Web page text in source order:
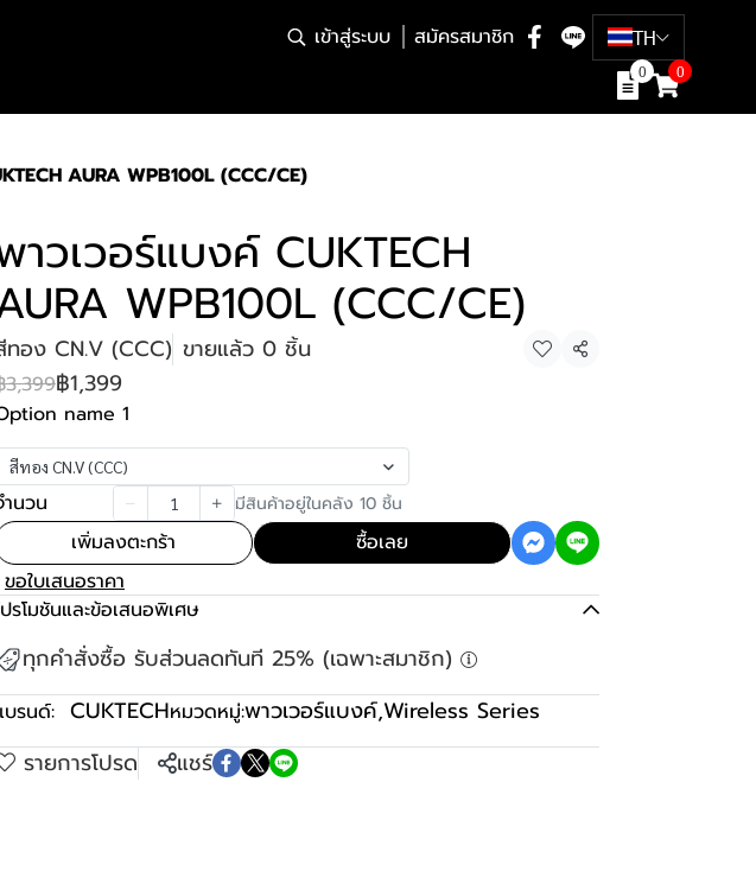
เข้าสู่ระบบ สมัครสมาชิก TH
0 0
AURA WPB100L (CCC/CE)
าวเวอร์แบงค์ CUKTECH
WPB100L (CCC/CE)
ทอง CN.V (CCC) ขายแล้ว 0 ชิ้น
แชร์
3,399฿1,399
name 1
สีทอง CN.V (CCC)
นวน มีสินค้าอยู่ในคลัง 10 ชิ้น
เพิ่มลงตะกร้า
ซื้อเลย
ขอใบเสนอราคา
รโมชันและข้อเสนอพิเศษ
ทุกคำสั่งซื้อ รับส่วนลดทันที 25% (เฉพาะสมาชิก)
บรนด์: CUKTECHหมวดหมู่:พาวเวอร์แบงค์,Wireless Series
รายการโปรด
แชร์